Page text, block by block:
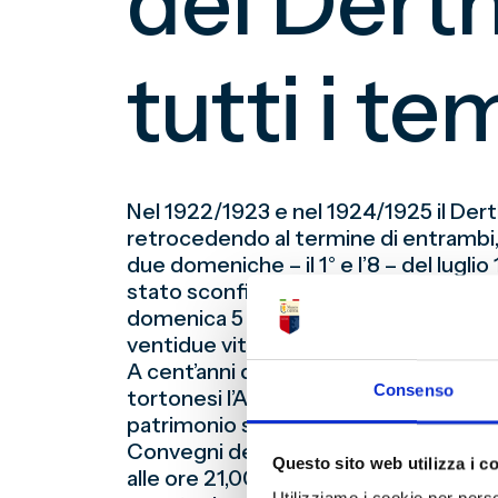
Consenso
Questo sito web utilizza i
tutti i
Nel 1922/1923 e nel 1924/1925 il
retrocedendo al termine di
due domeniche – il 1° e l’8 – del
stato sconfitto 1-4 domenica 11
domenica 5 novembre 1922), che si
ventidue vittorie, sei pareggi e
A cent’anni di distanza dalla
tortonesi l’Associazione “Noi Siamo
patrimonio storico-culturale del
Convegni della Fondazione Cassa di
alle ore 21,00) il convegno Cento